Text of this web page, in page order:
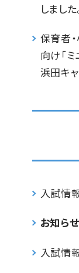
しました
保育者
向け「
浜田キ
入試情
お知ら
入試情